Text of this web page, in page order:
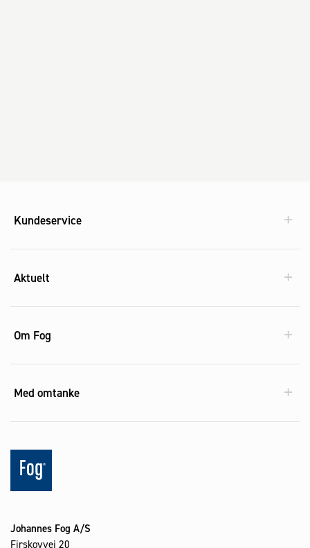
Kundeservice
Aktuelt
Om Fog
Med omtanke
Johannes Fog A/S
Firskovvej 20